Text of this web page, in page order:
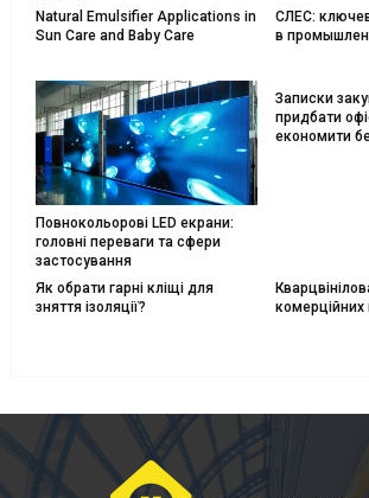
Natural Emulsifier Applications in
Sun Care and Baby Care
СЛЕС:
в
Повнокольорові LED екрани:
головні переваги та сфери
застосування
Записки
придбати
економити
Як обрати гарні кліщі для
зняття ізоляції?